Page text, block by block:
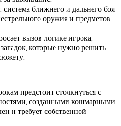
: система ближнего и дальнего боя
оружия и предметов
вызов логике игрока,
которые нужно решить
предстоит столкнуться с
созданными кошмарными
и требует собственной